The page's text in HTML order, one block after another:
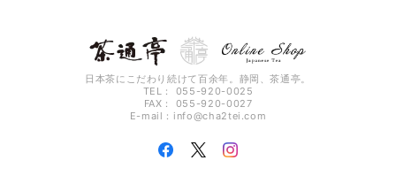
日本茶にこだわり続けて百余年。静岡、茶通亭。
TEL： 055-920-0025
FAX： 055-920-0027
E-mail： info@cha2tei.com